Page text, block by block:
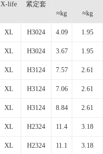
X-life 紧定套
≈kg ≈kg
XL H3024 4.09 1.95
XL H3024 3.67 1.95
XL H3124 7.57 2.61
XL H3124 7.06 2.61
XL H3124 8.84 2.61
XL H2324 11.4 3.18
XL H2324 11.1 3.18